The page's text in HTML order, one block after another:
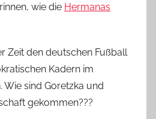
wie die Hermanas
Zeit den deutschen Fußball
Kadern im
Wie sind Goretzka und
gekommen???